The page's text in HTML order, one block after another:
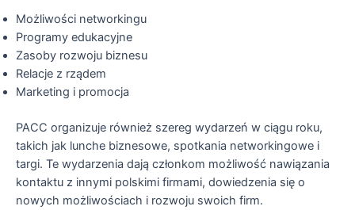
Możliwości networkingu
Programy edukacyjne
Zasoby rozwoju biznesu
Relacje z rządem
Marketing i promocja
PACC organizuje również szereg wydarzeń w ciągu roku,
takich jak lunche biznesowe, spotkania networkingowe i
targi. Te wydarzenia dają członkom możliwość nawiązania
kontaktu z innymi polskimi firmami, dowiedzenia się o
nowych możliwościach i rozwoju swoich firm.